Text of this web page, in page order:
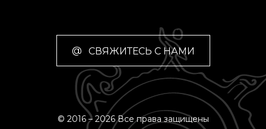
@ СВЯЖИТЕСЬ С НАМИ
© 2016 – 2026 Все права защищены